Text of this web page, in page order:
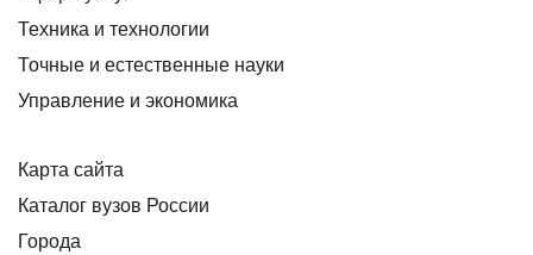
Техника и технологии
Точные и естественные науки
Управление и экономика
Карта сайта
Каталог вузов России
Города